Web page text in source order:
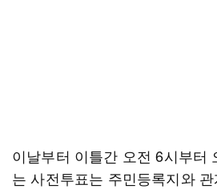
이날부터 이틀간 오전 6시부터
는 사전투표는 주민등록지와